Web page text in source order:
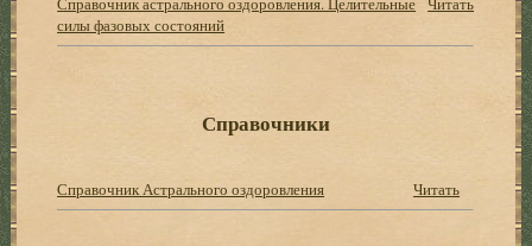
силы фазовых состояний
Справочники
Справочник Астрального оздоровления Читать